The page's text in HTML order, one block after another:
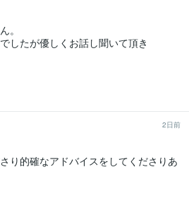
。
したが優しくお話し聞いて頂き
2日前
り的確なアドバイスをしてくださりあ